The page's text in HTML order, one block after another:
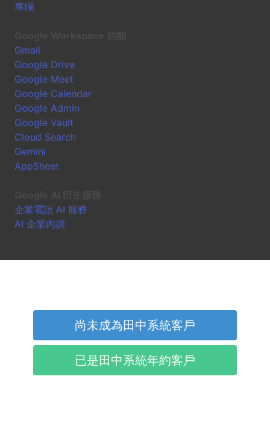
專欄
Gmail
Google Drive
Google Meet
Google Calendar
Google Admin
Google Vault
Cloud Search
Gemini
AppSheet
企業電話 AI 服務
AI 企業內訓
尚未成為田中系統客戶
已是田中系統年約客戶